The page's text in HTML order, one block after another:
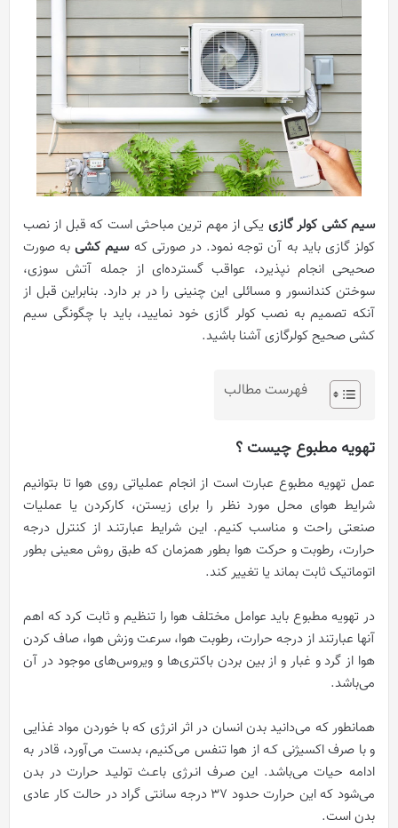
سیم کشی کولر گازی یکی از مهم ترین مباحثی است که قبل از نصب
کولز گازی باید به آن توجه نمود. در صورتی کهسیم کشیبه صورت
صحیحی انجام نپذیرد، عواقب گسترده‌ای از جمله آتش سوزی،
سوختن کندانسور و مسائلی این چنینی را در بر دارد. بنابراین قبل از
آنکه تصمیم به نصب کولر گازی خود نمایید، باید با چگونگی سیم
کشی صحیح کولرگازی آشنا باشید.
فهرست مطالب
تهویه مطبوع چیست ؟
عمل تهویه مطبوع عبارت است از انجام عملیاتی روی هوا تا بتوانیم
شرایط هوای محل مورد نظـر را برای زیستن، کارکردن یا عملیات
صنعتی راحت و مناسب کنیم. ایـن شرایط عبارتنـد از کنترل درجه
حرارت، رطوبت و حرکت هوا بطور همزمان که طبق روش معینی بطور
اتوماتیک ثابت بماند یا تغییر کند.
در تهویه مطبوع باید عوامل مختلف هوا را تنظیم و ثابت کرد که اهم
آنها عبارتند از درجه حرارت، رطوبت هوا، سرعت وزش هوا، صاف کردن
هوا از گرد و غبار و از بین بردن باکتری‌ها و ویروس‌های موجود در آن
می‌باشد.
همانطور که می‌دانید بدن انسان در اثر انرژی که با خوردن مواد غذایی
و با صرف اکسیژنی کـه از هوا تنفس می‌کنیم، بدست می‌آورد، قادر به
ادامه حیات می‌باشد. این صـرف انـرژی باعـث تولیـد حرارت در بدن
می‌شود که این حرارت حدود 37 درجه سانتی گراد در حالت کار عادی
بدن است.